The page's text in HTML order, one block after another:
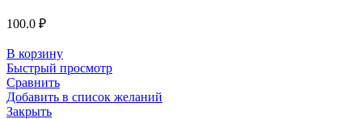
100.0 ₽
В корзину
Быстрый просмотр
Сравнить
Добавить в список желаний
Закрыть